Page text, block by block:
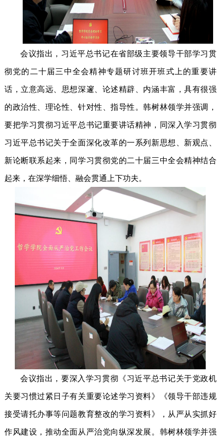
会议指出，习近平总书记在省部级主要领导干部学习贯
彻党的二十届三中全会精神专题研讨班开班式上的重要讲
话，立意高远、思想深邃、论述精辟、内涵丰富，具有很强
的政治性、理论性、针对性、指导性。韩树林领学并强调，
要把学习贯彻习近平总书记重要讲话精神，同深入学习贯彻
习近平总书记关于全面深化改革的一系列新思想、新观点、
新论断联系起来，同学习贯彻党的二十届三中全会精神结合
起来，在深学细悟、融会贯通上下功夫。
会议指出，要深入学习贯彻《习近平总书记关于党政机
关要习惯过紧日子有关重要论述学习资料》《领导干部违规
接受请托办事等问题教育整改的学习资料》，从严从实抓好
作风建设，推动全面从严治党向纵深发展。韩树林领学并强